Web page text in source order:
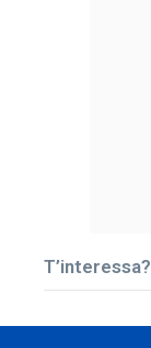
T’interessa?